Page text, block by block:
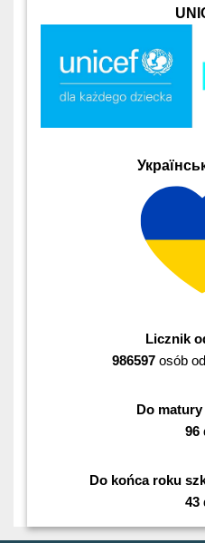
Licznik
986597osób
Do matury
96
Do końca roku
43